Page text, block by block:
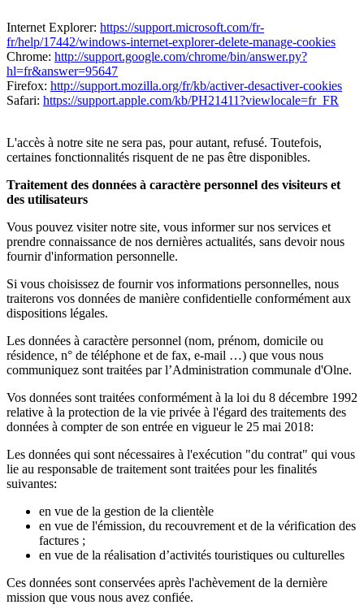
Internet Explorer: https://support.microsoft.com/fr-
fr/help/17442/windows-internet-explorer-delete-manage-cookies
Chrome: http://support.google.com/chrome/bin/answer.py?
hl=fr&answer=95647
Firefox: http://support.mozilla.org/fr/kb/activer-desactiver-cookies
Safari: https://support.apple.com/kb/PH21411?viewlocale=fr_FR
L'accès à notre site ne sera pas, pour autant, refusé. Toutefois,
certaines fonctionnalités risquent de ne pas être disponibles.
Traitement des données à caractère personnel des visiteurs et
des utilisateurs
Vous pouvez visiter notre site, vous informer sur nos services et
prendre connaissance de nos dernières actualités, sans devoir nous
fournir d'information personnelle.
Si vous choisissez de fournir vos informations personnelles, nous
traiterons vos données de manière confidentielle conformément aux
dispositions légales.
Les données à caractère personnel (nom, prénom, domicile ou
résidence, n° de téléphone et de fax, e-mail …) que vous nous
communiquez sont traitées par l’Administration communale d'Olne.
Vos données sont traitées conformément à la loi du 8 décembre 1992
relative à la protection de la vie privée à l'égard des traitements des
données à compter de son entrée en vigueur le 25 mai 2018:
Les données qui sont nécessaires à l'exécution "du contrat" qui vous
lie au responsable de traitement sont traitées pour les finalités
suivantes:
en vue de la gestion de la clientèle
en vue de l'émission, du recouvrement et de la vérification des
factures ;
en vue de la réalisation d’activités touristiques ou culturelles
Ces données sont conservées après l'achèvement de la dernière
mission que vous nous avez confiée.